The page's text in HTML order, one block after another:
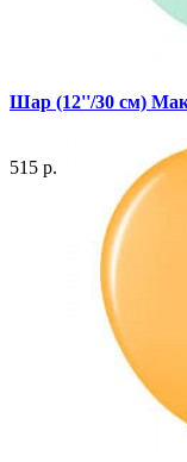
Шар (12''/30 см)
515 р.